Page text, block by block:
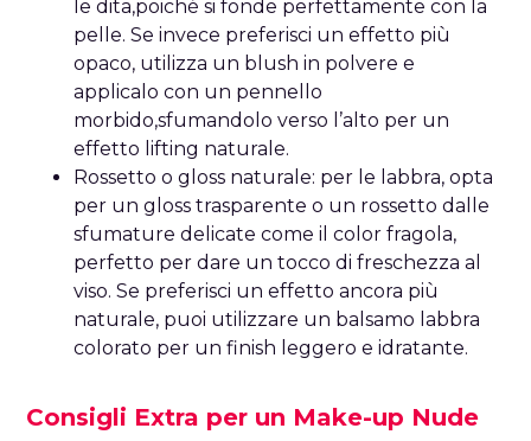
le dita,poiché si fonde perfettamente con la
pelle. Se invece preferisci un effetto più
opaco, utilizza un blush in polvere e
applicalo con un pennello
morbido,sfumandolo verso l’alto per un
effetto lifting naturale.
Rossetto o gloss naturale: per le labbra, opta
per un gloss trasparente o un rossetto dalle
sfumature delicate come il color fragola,
perfetto per dare un tocco di freschezza al
viso. Se preferisci un effetto ancora più
naturale, puoi utilizzare un balsamo labbra
colorato per un finish leggero e idratante.
Consigli Extra per un Make-up Nude